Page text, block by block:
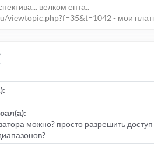
велком епта..
- мои
можно? просто разрешить